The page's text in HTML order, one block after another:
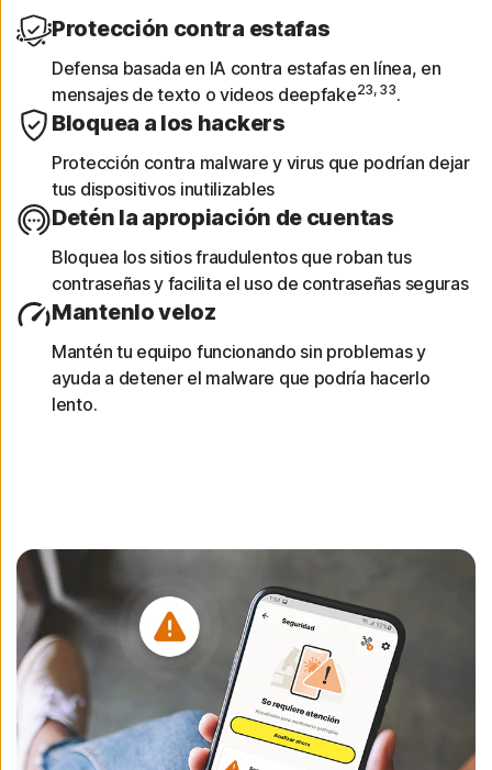
busca de amenazas como software malicioso
Obtén informes de dispositivos
Observa un análisis de 30 días de las redes
Wi-Fi, los sitios web, las vulnerabilidades de
los dispositivos y las aplicaciones de riesgo
Protección contra estafas
Defensa basada en IA contra estafas en línea, en
mensajes de texto o videos deepfake23, 33.
Bloquea a los hackers
Protección contra malware y virus que podrían dejar
tus dispositivos inutilizables
Detén la apropiación de cuentas
Bloquea los sitios fraudulentos que roban tus
contraseñas y facilita el uso de contraseñas seguras
Mantenlo veloz
Mantén tu equipo funcionando sin problemas y
ayuda a detener el malware que podría hacerlo
lento.